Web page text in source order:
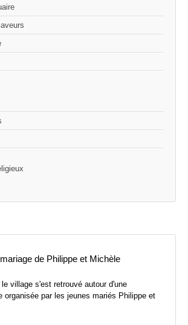
de Philippe et Michèle
village s'est retrouvé autour d'une
organisée par les jeunes mariés Philippe et